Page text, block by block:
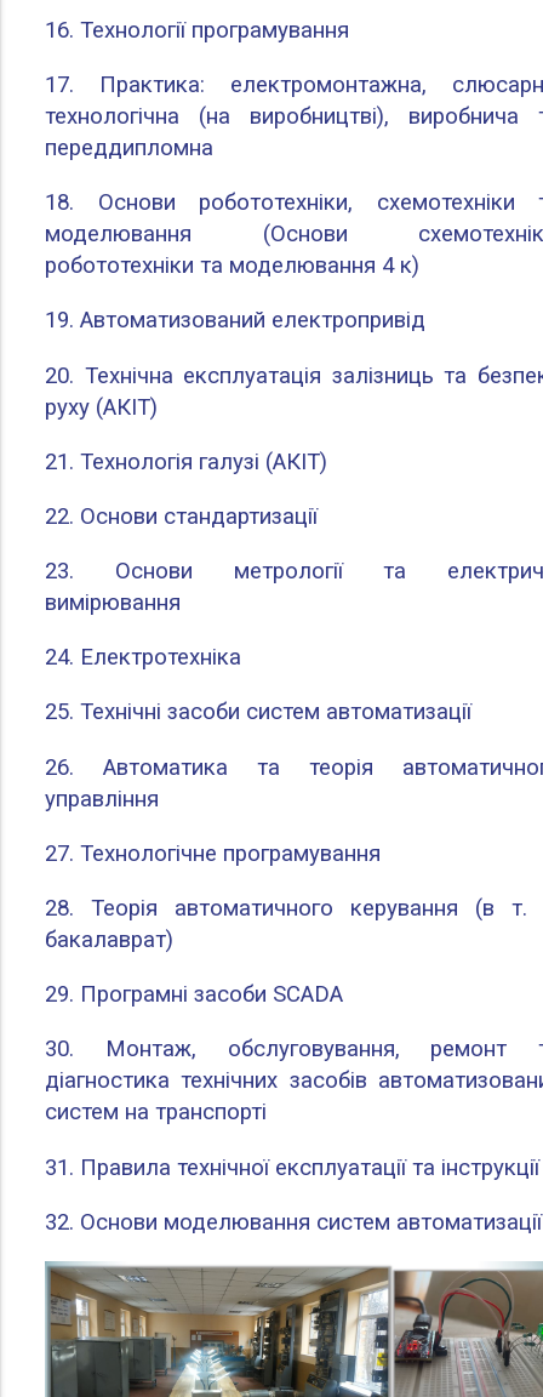
16. Технології програмування
17. Практика: електромонтажна,
технологічна (на виробництві), виробнича
переддипломна
18. Основи робототехніки, схемотехніки
моделювання (Основи
робототехніки та моделювання 4 к)
19. Автоматизований електропривід
20. Технічна експлуатація залізниць та
руху (АКІТ)
21. Технологія галузі (АКІТ)
22. Основи стандартизації
23. Основи метрології та
вимірювання
24. Електротехніка
25. Технічні засоби систем автоматизації
26. Автоматика та теорія
управління
27. Технологічне програмування
28. Теорія автоматичного керування (в т.
бакалаврат)
29. Програмні засоби SCADA
30. Монтаж, обслуговування, ремонт
діагностика технічних засобів
систем на транспорті
31. Правила технічної експлуатації та інструкції
32. Основи моделювання систем автоматизації